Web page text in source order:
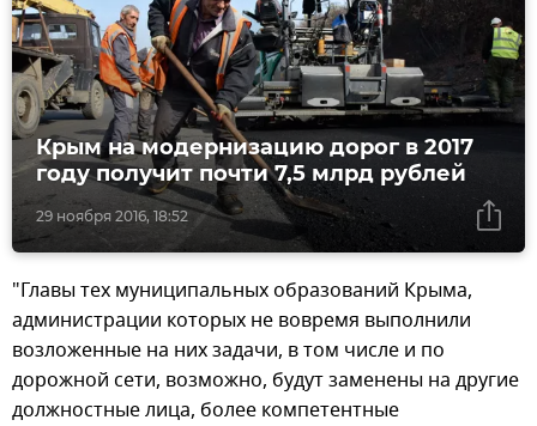
29 ноября 2016, 18:52
Крым на модернизацию дорог в 2017
году получит почти 7,5 млрд рублей
"Главы тех муниципальных образований Крыма,
администрации которых не вовремя выполнили
возложенные на них задачи, в том числе и по
дорожной сети, возможно, будут заменены на другие
должностные лица, более компетентные